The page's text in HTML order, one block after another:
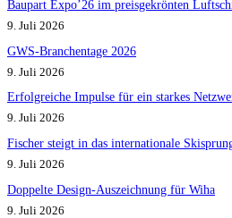
Baupart Expo’26 im preisgekrönten
9. Juli 2026
GWS-Branchentage 2026
9. Juli 2026
Erfolgreiche Impulse für ein starkes
9. Juli 2026
Fischer steigt in das internationale
9. Juli 2026
Doppelte Design-Auszeichnung für Wiha
9. Juli 2026